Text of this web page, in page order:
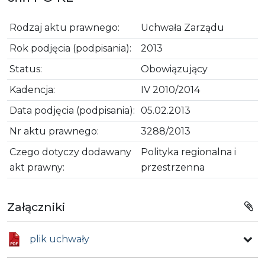
Rodzaj aktu prawnego:
Uchwała Zarządu
Rok podjęcia (podpisania):
2013
Status:
Obowiązujący
Kadencja:
IV 2010/2014
Data podjęcia (podpisania): 05.02.2013
Nr aktu prawnego:
3288/2013
Czego dotyczy dodawany
akt prawny:
Polityka regionalna i
przestrzenna
Załączniki
plik uchwały